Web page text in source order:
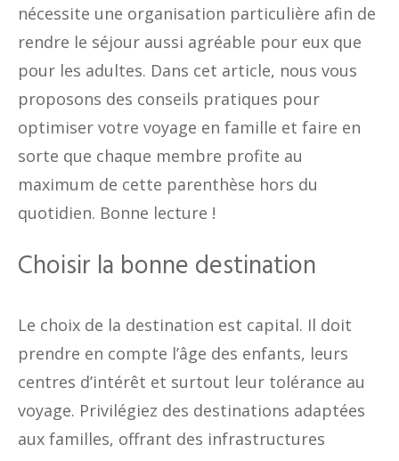
nécessite une organisation particulière afin de
rendre le séjour aussi agréable pour eux que
pour les adultes. Dans cet article, nous vous
proposons des conseils pratiques pour
optimiser votre voyage en famille et faire en
sorte que chaque membre profite au
maximum de cette parenthèse hors du
quotidien. Bonne lecture !
Choisir la bonne destination
Le choix de la destination est capital. Il doit
prendre en compte l’âge des enfants, leurs
centres d’intérêt et surtout leur tolérance au
voyage. Privilégiez des destinations adaptées
aux familles, offrant des infrastructures